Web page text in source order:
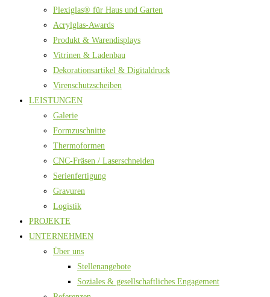
Plexiglas® für Haus und Garten
Acrylglas-Awards
Produkt & Warendisplays
Vitrinen & Ladenbau
Dekorationsartikel & Digitaldruck
Virenschutzscheiben
LEISTUNGEN
Galerie
Formzuschnitte
Thermoformen
CNC-Fräsen / Laserschneiden
Serienfertigung
Gravuren
Logistik
PROJEKTE
UNTERNEHMEN
Über uns
Stellenangebote
Soziales & gesellschaftliches Engagement